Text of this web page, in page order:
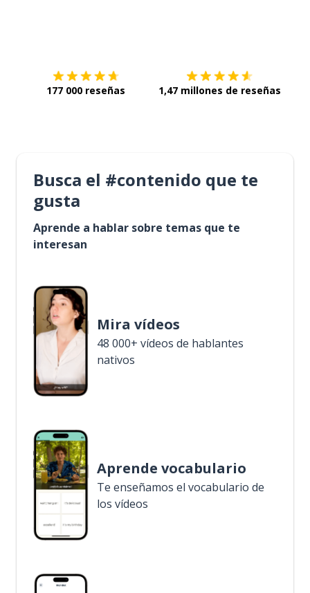
177 000 reseñas 1,47 millones de reseñas
Busca el #contenido que te
gusta
Aprende a hablar sobre temas que te
interesan
Mira vídeos
48 000+ vídeos de hablantes
nativos
Aprende vocabulario
Te enseñamos el vocabulario de
los vídeos